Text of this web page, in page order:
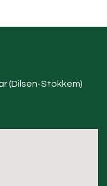
(Dilsen-Stokkem)